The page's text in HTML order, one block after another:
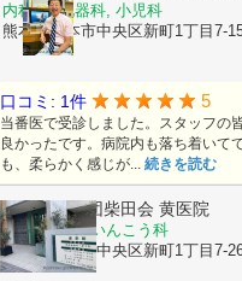
内科, 消化器科, 小児科
熊本県熊本市中央区新町1丁目7-
口コミ: 1件 5
当番医で受診しました。スタッフの
良かったです。病院内も落ち着いて
も、柔らかく感じが... 続きを読む
医療法人社団柴田会 黄医院
皮膚科, 耳鼻いんこう科
熊本県熊本市中央区新町1丁目7-